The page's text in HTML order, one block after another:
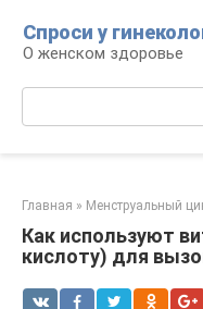
контенту
Спроси у
О женском здоровье
Главная » Менструальный
Как используют
кислоту) для